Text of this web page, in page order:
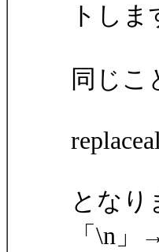
トしま
同じこ
となり
「\n